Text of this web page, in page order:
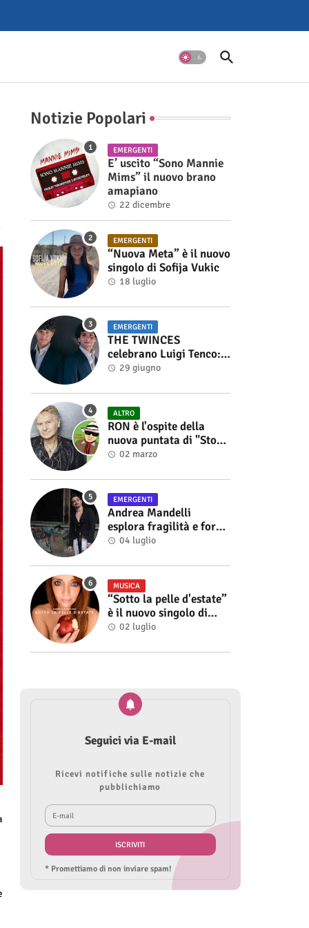
Notizie Popolari
EMERGENTI
E’ uscito “Sono Mannie
Mims” il nuovo brano
amapiano
22 dicembre
EMERGENTI
“Nuova Meta” è il nuovo
singolo di Sofija Vukic
18 luglio
EMERGENTI
THE TWINCES
celebrano Luigi Tenco:
fuori singolo e video di
29 giugno
ALTRO
RON è l'ospite della
nuova puntata di "Storie
di Musica", in onda sul
Alberto Salerno
02 marzo
EMERGENTI
Andrea Mandelli
esplora fragilità e forza
nel videoclip di “Sofia”
04 luglio
MUSICA
“Sotto la pelle d'estate”
è il nuovo singolo di
Roberta Modìgliani
02 luglio
Seguici via E-mail
Ricevi notifiche sulle notizie che
pubblichiamo
* Promettiamo di non inviare spam!